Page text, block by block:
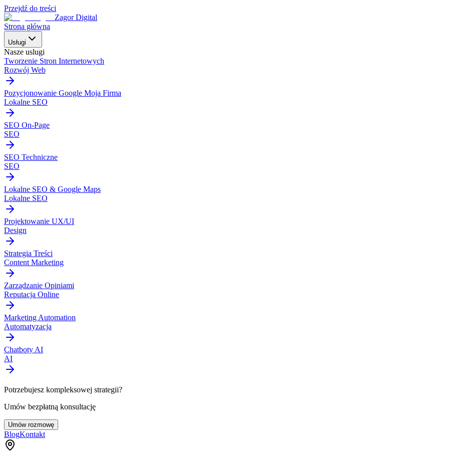
Przejdź do treści
Zagor Digital
Strona główna
Usługi
Nasze uslugi
Tworzenie Stron Internetowych
Rozwój Web
Pozycjonowanie Google Moja Firma
Lokalne SEO
SEO On-Page
SEO
SEO Techniczne
SEO
Lokalne SEO & Google Maps
Lokalne SEO
Projektowanie UX/UI
Design
Strategia Treści
Content Marketing
Zarządzanie Opiniami
Reputacja Online
Marketing Automation
Automatyzacja
Chatboty AI
AI
Potrzebujesz kompleksowej strategii?
Umów bezpłatną konsultację
Umów rozmowę
BlogKontakt